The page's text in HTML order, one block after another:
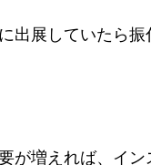
展していたら振
が増えれば、イ